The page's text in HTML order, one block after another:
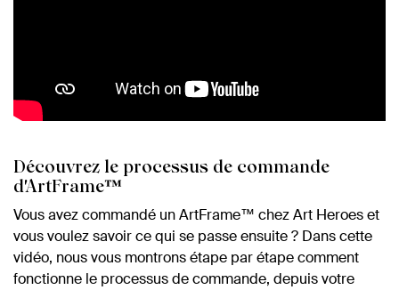
Découvrez le processus de commande
d'ArtFrame™
Vous avez commandé un ArtFrame™ chez Art Heroes et
vous voulez savoir ce qui se passe ensuite ? Dans cette
vidéo, nous vous montrons étape par étape comment
fonctionne le processus de commande, depuis votre